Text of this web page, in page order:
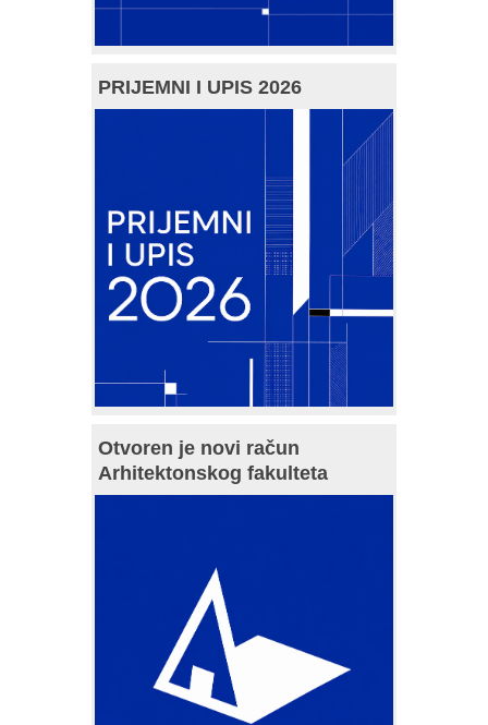
PRIJEMNI I UPIS 2026
Otvoren je novi račun
Arhitektonskog fakulteta